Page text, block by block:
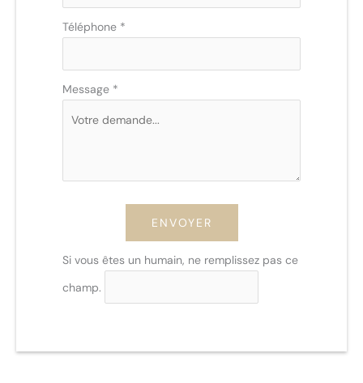
Téléphone *
Message *
ENVOYER
Si vous êtes un humain, ne remplissez pas ce
champ.